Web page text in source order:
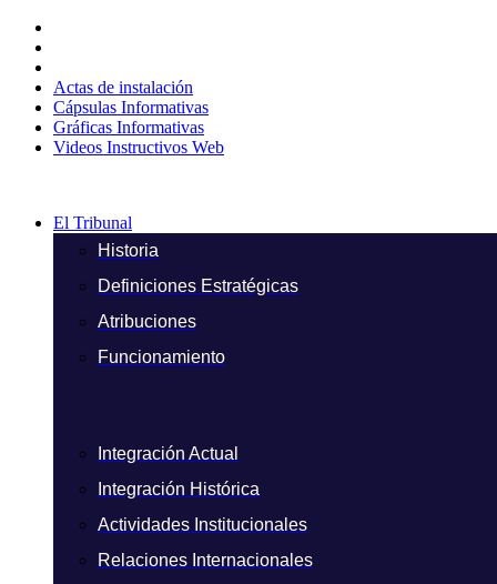
contenido
Actas de instalación
Cápsulas Informativas
Gráficas Informativas
Videos Instructivos Web
El Tribunal
Historia
Definiciones Estratégicas
Atribuciones
Funcionamiento
Integración Actual
Integración Histórica
Actividades Institucionales
Relaciones Internacionales